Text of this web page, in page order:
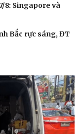
8: Singapore và
Bắc rực sáng, ĐT